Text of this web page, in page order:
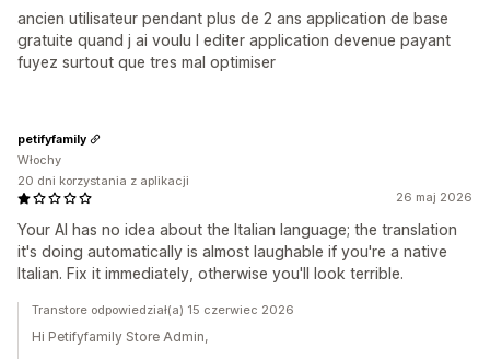
ancien utilisateur pendant plus de 2 ans application de base
gratuite quand j ai voulu l editer application devenue payant
fuyez surtout que tres mal optimiser
26 maj 2026
Your AI has no idea about the Italian language; the translation
it's doing automatically is almost laughable if you're a native
Italian. Fix it immediately, otherwise you'll look terrible.
petifyfamily
Włochy
20 dni korzystania z aplikacji
Transtore odpowiedział(a) 15 czerwiec 2026
Hi Petifyfamily Store Admin,